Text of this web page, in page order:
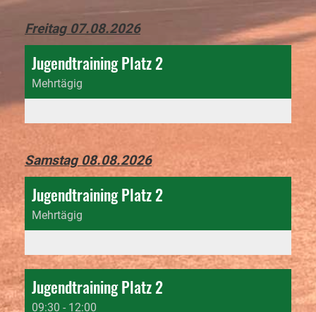
Freitag 07.08.2026
Jugendtraining Platz 2
Mehrtägig
Samstag 08.08.2026
Jugendtraining Platz 2
Mehrtägig
Jugendtraining Platz 2
09:30 - 12:00